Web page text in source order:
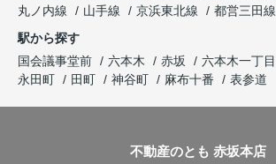
丸ノ内線
山手線 京浜東北線 都営三田線
駅から探す
国会議事堂前
六本木 赤坂 六本木一丁目
永田町
田町 神谷町 麻布十番 表参道
不動産のとも 赤坂本店